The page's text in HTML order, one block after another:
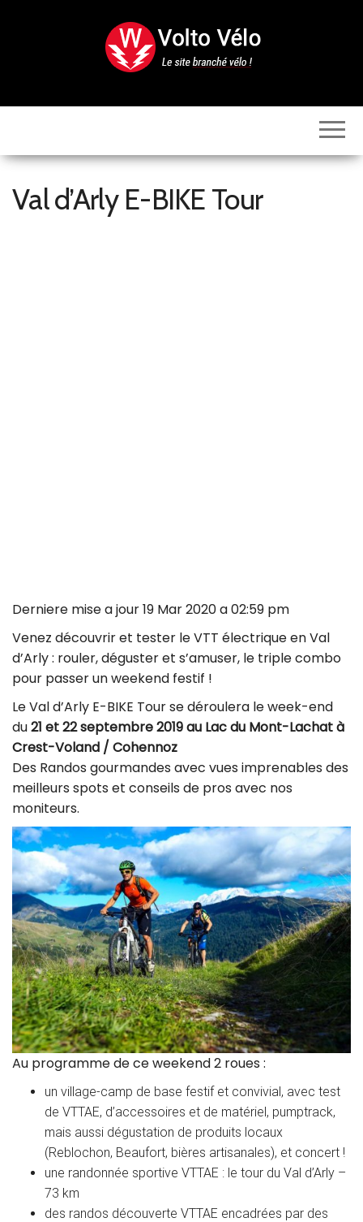
Val d’Arly E-BIKE Tour
Derniere mise a jour 19 Mar 2020 a 02:59 pm
Venez découvrir et tester le VTT électrique en Val
d’Arly : rouler, déguster et s’amuser, le triple combo
pour passer un weekend festif !
Le Val d’Arly E-BIKE Tour se déroulera le week-end
du21 et 22 septembre 2019 au Lac du Mont-Lachat à
Crest-Voland / Cohennoz
Des Randos gourmandes avec vues imprenables des
meilleurs spots et conseils de pros avec nos
moniteurs.
Au programme de ce weekend 2 roues :
un village-camp de base festif et convivial, avec test
de VTTAE, d’accessoires et de matériel, pumptrack,
mais aussi dégustation de produits locaux
(Reblochon, Beaufort, bières artisanales), et concert !
une randonnée sportive VTTAE : le tour du Val d’Arly –
73 km
des randos découverte VTTAE encadrées par des